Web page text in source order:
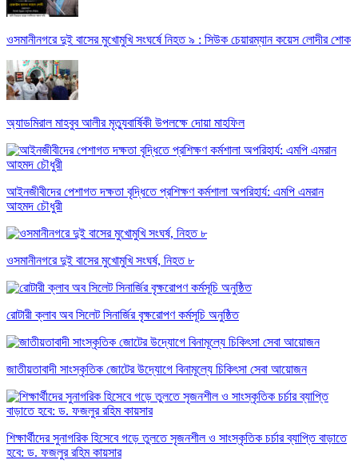
ওসমানীনগরে দুই বাসের মুখোমুখি সংঘর্ষে নিহত ৯ : সিউক চেয়ারম্যান কয়েস লোদীর শোক
অ্যাডমিরাল মাহবুব আলীর মৃত্যুবার্ষিকী উপলক্ষে দোয়া মাহফিল
‎আইনজীবীদের পেশাগত দক্ষতা বৃদ্ধিতে প্রশিক্ষণ কর্মশালা অপরিহার্য: এমপি এমরান
আহমদ চৌধুরী
ওসমানীনগরে দুই বাসের মুখোমুখি সংঘর্ষ, নিহত ৮
রোটারী ক্লাব অব সিলেট সিনার্জির বৃক্ষরোপণ কর্মসূচি অনুষ্ঠিত
জাতীয়তাবাদী সাংস্কৃতিক জোটের উদ্যোগে বিনামূল্যে চিকিৎসা সেবা আয়োজন
শিক্ষার্থীদের সুনাগরিক হিসেবে গড়ে তুলতে সৃজনশীল ও সাংস্কৃতিক চর্চার ব্যাপ্তি বাড়াতে
হবে: ড. ফজলুর রহিম কায়সার